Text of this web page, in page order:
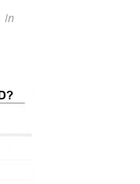
In